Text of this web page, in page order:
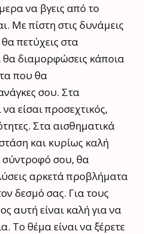
να βγεις από το
Με πίστη στις δυνάμεις
θα πετύχεις στα
θα διαμορφώσεις κάποια
που θα
σου. Στα
είσαι προσεχτικός,
Στα αισθηματικά
και κυρίως καλή
σύντροφό σου, θα
αρκετά προβλήματα
δεσμό σας. Για τους
αυτή είναι καλή για να
Το θέμα είναι να ξέρετε